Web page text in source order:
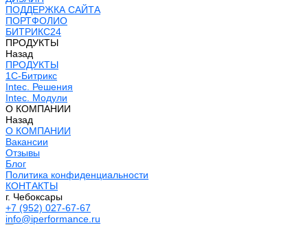
ПОДДЕРЖКА САЙТА
ПОРТФОЛИО
БИТРИКС24
ПРОДУКТЫ
Назад
ПРОДУКТЫ
1С-Битрикс
Intec. Решения
Intec. Модули
О КОМПАНИИ
Назад
О КОМПАНИИ
Вакансии
Отзывы
Блог
Политика конфиденциальности
КОНТАКТЫ
г. Чебоксары
+7 (952) 027-67-67
info@iperformance.ru